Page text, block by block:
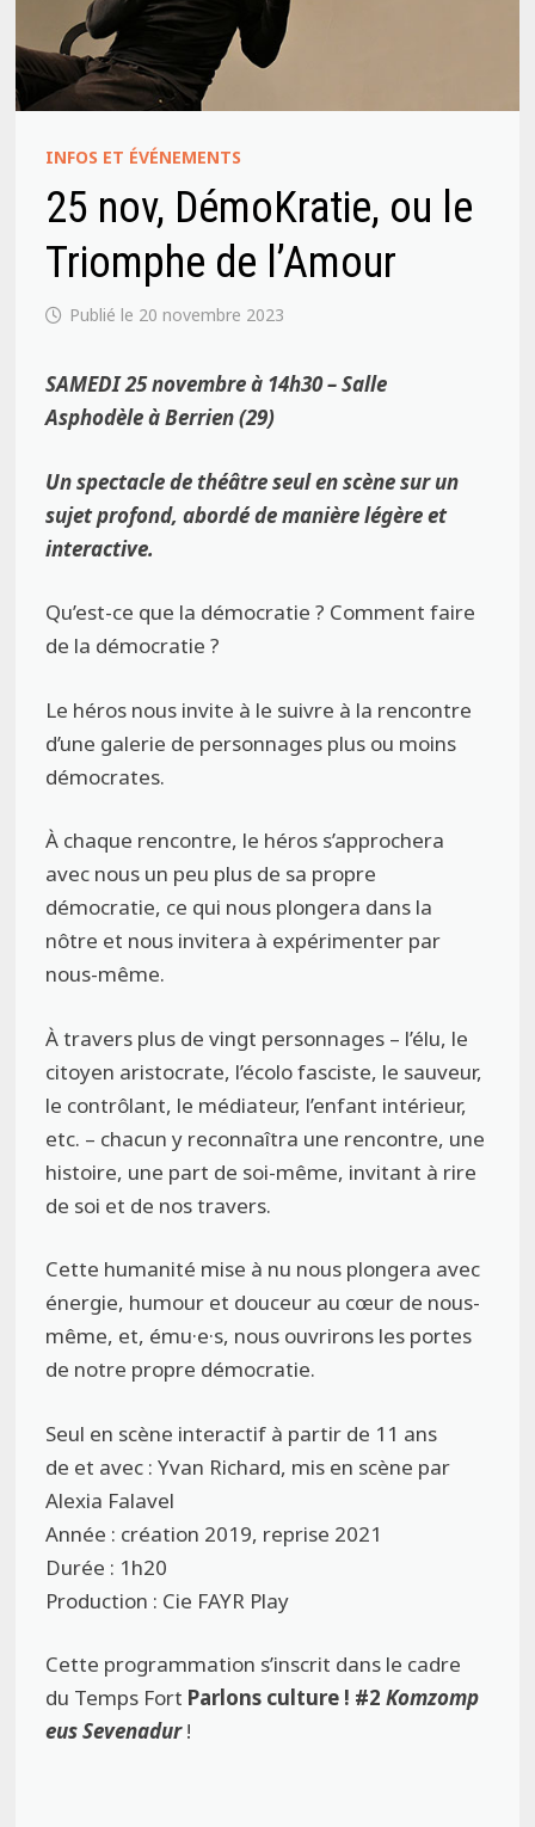
INFOS ET ÉVÉNEMENTS
25 nov, DémoKratie, ou le
Triomphe de l’Amour
20 novembre 2023
SAMEDI 25 novembre à 14h30 – Salle
Asphodèle à Berrien (29)
Un spectacle de théâtre seul en scène sur un
sujet profond, abordé de manière légère et
interactive.
Qu’est-ce que la démocratie ? Comment faire
de la démocratie ?
Le héros nous invite à le suivre à la rencontre
d’une galerie de personnages plus ou moins
démocrates.
À chaque rencontre, le héros s’approchera
avec nous un peu plus de sa propre
démocratie, ce qui nous plongera dans la
nôtre et nous invitera à expérimenter par
nous-même.
À travers plus de vingt personnages – l’élu, le
citoyen aristocrate, l’écolo fasciste, le sauveur,
le contrôlant, le médiateur, l’enfant intérieur,
etc. – chacun y reconnaîtra une rencontre, une
histoire, une part de soi-même, invitant à rire
de soi et de nos travers.
Cette humanité mise à nu nous plongera avec
énergie, humour et douceur au cœur de nous-
même, et, ému·e·s, nous ouvrirons les portes
de notre propre démocratie.
Seul en scène interactif à partir de 11 ans
de et avec : Yvan Richard, mis en scène par
Alexia Falavel
Année : création 2019, reprise 2021
Durée : 1h20
Production : Cie FAYR Play
Cette programmation s’inscrit dans le cadre
du Temps Fort Parlons culture ! #2Komzomp
eus Sevenadur!